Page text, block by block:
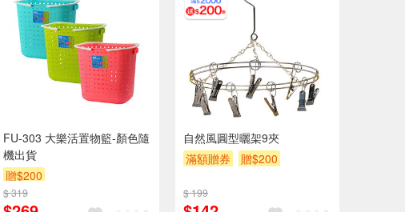
FU-303 大樂活置物籃-顏色隨
機出貨
贈$200
$ 319
自然風圓型曬架9夾
滿額贈券
贈$200
$ 199